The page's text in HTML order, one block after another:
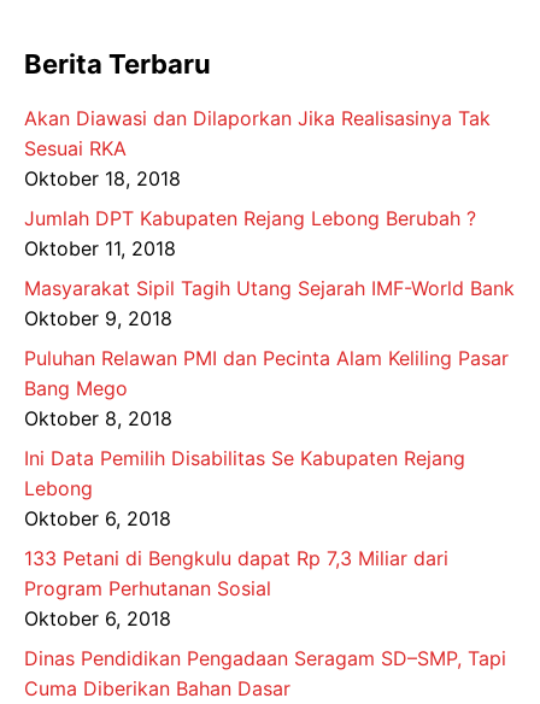
Berita Terbaru
Akan Diawasi dan Dilaporkan Jika Realisasinya Tak
Sesuai RKA
Oktober 18, 2018
Jumlah DPT Kabupaten Rejang Lebong Berubah ?
Oktober 11, 2018
Masyarakat Sipil Tagih Utang Sejarah IMF-World Bank
Oktober 9, 2018
Puluhan Relawan PMI dan Pecinta Alam Keliling Pasar
Bang Mego
Oktober 8, 2018
Ini Data Pemilih Disabilitas Se Kabupaten Rejang
Lebong
Oktober 6, 2018
133 Petani di Bengkulu dapat Rp 7,3 Miliar dari
Program Perhutanan Sosial
Oktober 6, 2018
Dinas Pendidikan Pengadaan Seragam SD–SMP, Tapi
Cuma Diberikan Bahan Dasar